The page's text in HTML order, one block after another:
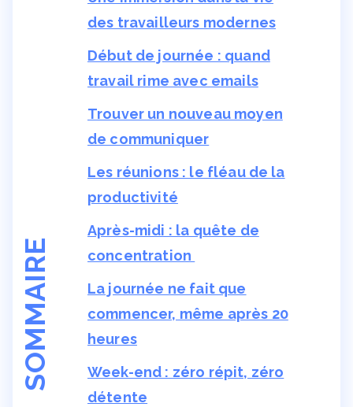
SOMMAIRE
des travailleurs modernes
Début de journée : quand
travail rime avec emails
Trouver un nouveau moyen
de communiquer
Les réunions : le fléau de la
productivité
Après-midi : la quête de
concentration
La journée ne fait que
commencer, même après 20
heures
Week-end : zéro répit, zéro
détente